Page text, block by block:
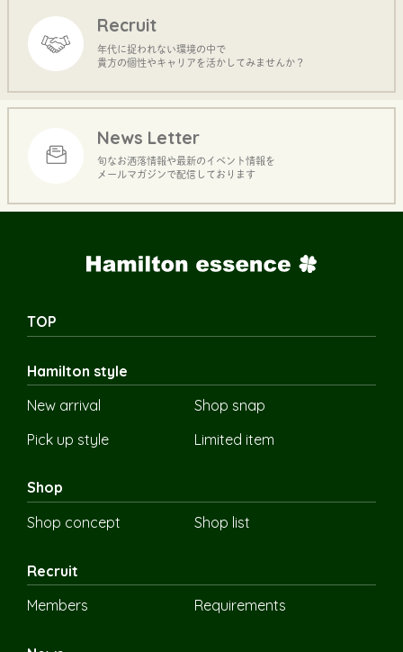
Recruit
年代に捉われない環境の中で
貴方の個性やキャリアを活かしてみませんか？
News Letter
旬なお洒落情報や最新のイベント情報を
メールマガジンで配信しております
TOP
Hamilton style
New arrival
Shop snap
Pick up style
Limited item
Shop
Shop concept
Shop list
Recruit
Members
Requirements